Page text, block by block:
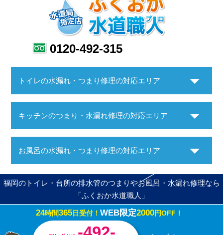
0120-492-315
トイレの水漏れ・つまり修理の対応エリア
キッチンのつまり・水漏れ修理の対応エリア
お風呂の水漏れ・つまり修理の対応エリア
福岡のトイレ・台所の排水管のつまりやお風呂・水漏れ修理なら
「ふくおか水道職人」
Copyright ©ふくおか水道職人. All Rights Reserved.
24時間365日受付！ WEB限定2000円OFF！